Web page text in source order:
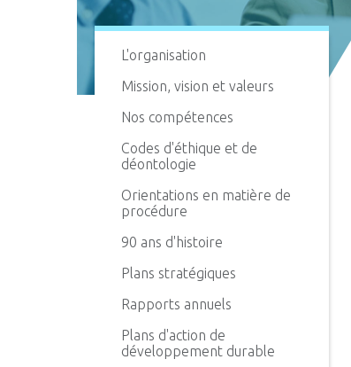
L'organisation
Mission, vision et valeurs
Nos compétences
Codes d'éthique et de
déontologie
Orientations en matière de
procédure
90 ans d'histoire
Plans stratégiques
Rapports annuels
Plans d'action de
développement durable